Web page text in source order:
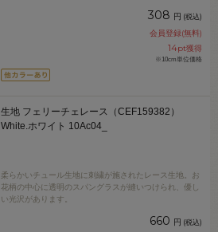
308 円 (税込)
会員登録(無料)
14pt獲得
※10cm単位価格
生地 フェリーチェレース（CEF159382）
White.ホワイト 10Ac04_
柔らかいチュール生地に刺繍が施されたレース生地。お
花柄の中心に透明のスパングラスが縫いつけられ、優し
い光沢があります。
660 円 (税込)